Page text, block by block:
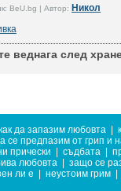
BeU.bg | Автор: Никол
веднага след
да запазим любовта
се предпазим от грип и
прически съдбата
любовта
защо се
ли е неустоим грим